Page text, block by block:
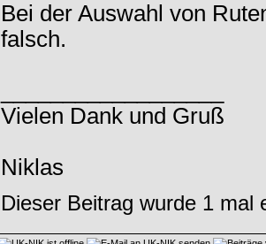
Bei der Auswahl von
falsch.
Vielen Dank und Gruß
Niklas
Dieser Beitrag wurde 1